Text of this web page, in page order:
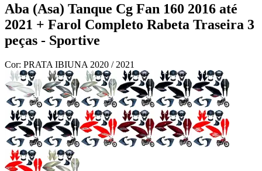
Aba (Asa) Tanque Cg Fan 160 2016 até
2021 + Farol Completo Rabeta Traseira 3
peças - Sportive
Cor: PRATA IBIUNA 2020 / 2021